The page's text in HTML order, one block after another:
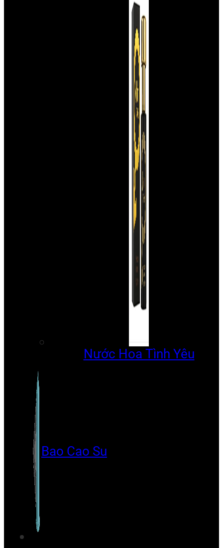
Nước Hoa Tình Yêu
Bao Cao Su